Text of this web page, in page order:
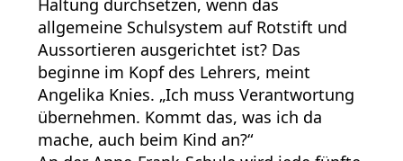
Haltung durchsetzen, wenn das
allgemeine Schulsystem auf Rotstift und
Aussortieren ausgerichtet ist? Das
beginne im Kopf des Lehrers, meint
Angelika Knies. „Ich muss Verantwortung
übernehmen. Kommt das, was ich da
mache, auch beim Kind an?“